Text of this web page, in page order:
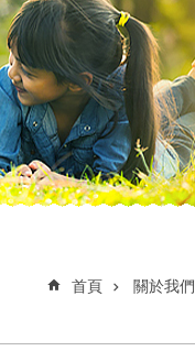
首頁 關於我們